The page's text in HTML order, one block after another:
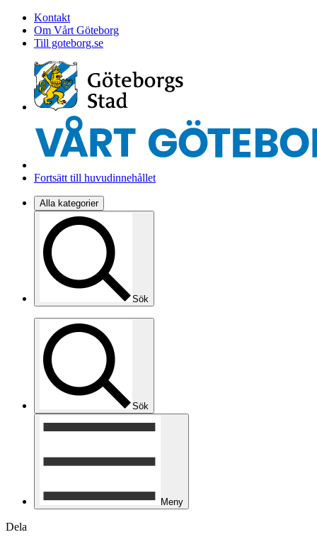
Kontakt
Om Vårt Göteborg
Till goteborg.se
Fortsätt till huvudinnehållet
Alla kategorier
Sök
Sök
Meny
Dela